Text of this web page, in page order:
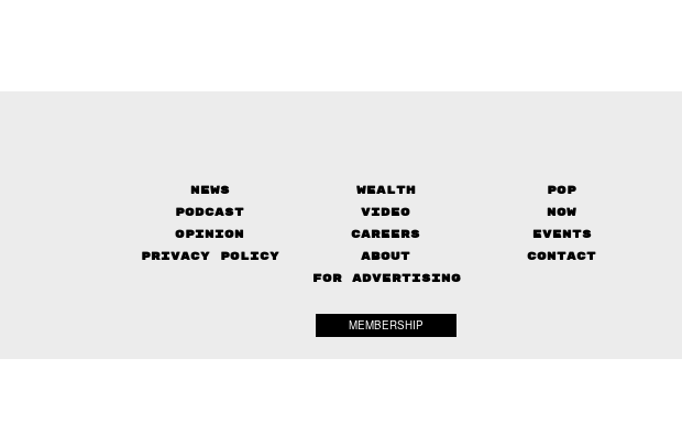
News Wealth
Pop
Podcast
Video
Now
Opinion
Careers
Events
Privacy Policy
About
Contact
FOR ADVERTISING
MEMBERSHIP